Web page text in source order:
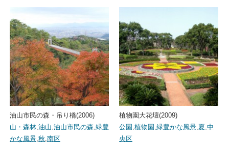
油山市民の森・吊り橋(2006)
山・森林,油山,油山市民の森,緑豊
かな風景,秋,南区
植物園大花壇(2009)
公園 ,植物園 ,緑豊かな風景,夏,中
央区